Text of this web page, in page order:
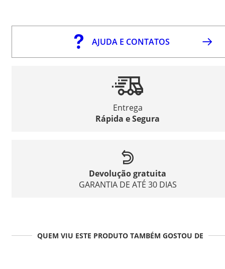
AJUDA E CONTATOS
Entrega
Rápida e Segura
Devolução gratuita
GARANTIA DE ATÉ 30 DIAS
QUEM VIU ESTE PRODUTO TAMBÉM GOSTOU DE